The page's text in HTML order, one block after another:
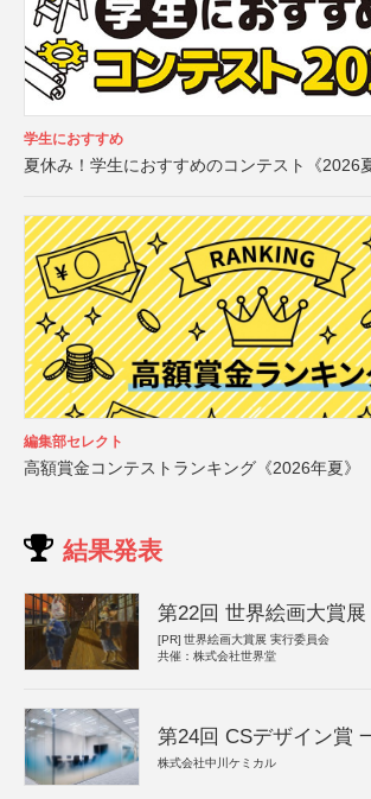
学生におすすめ
夏休み！学生におすすめのコンテスト《2026
編集部セレクト
高額賞金コンテストランキング《2026年夏》
結果発表
第22回 世界絵画大賞展
[PR] 世界絵画大賞展 実行委員会
共催：株式会社世界堂
第24回 CSデザイン賞
株式会社中川ケミカル